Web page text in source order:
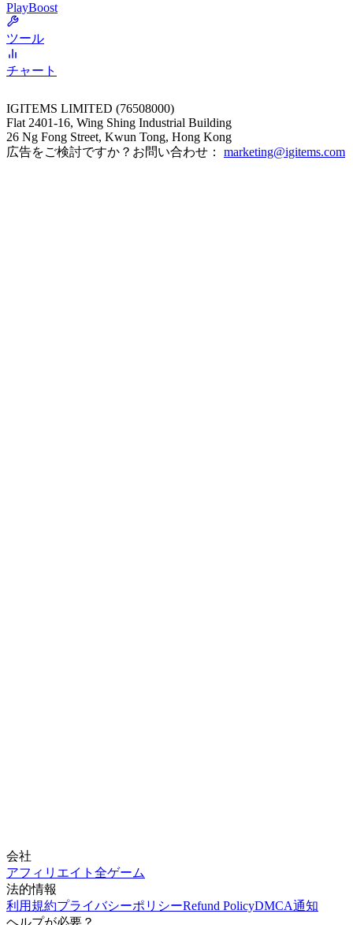
PlayBoost
ツール
チャート
IGITEMS LIMITED (76508000)
Flat 2401-16, Wing Shing Industrial Building
26 Ng Fong Street, Kwun Tong, Hong Kong
広告をご検討ですか？お問い合わせ： marketing@igitems.com
会社
アフィリエイト 全ゲーム
法的情報
利用規約プライバシーポリシーRefund PolicyDMCA通知